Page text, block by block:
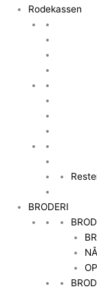
Rodekassen
BRODERI